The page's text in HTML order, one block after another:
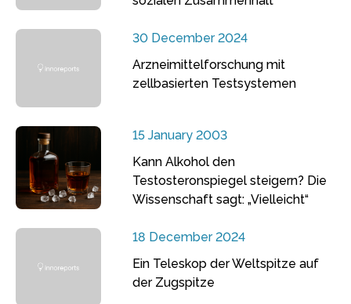
30 December 2024
Arzneimittelforschung mit
zellbasierten Testsystemen
15 January 2003
Kann Alkohol den
Testosteronspiegel steigern? Die
Wissenschaft sagt: „Vielleicht“
18 December 2024
Ein Teleskop der Weltspitze auf
der Zugspitze